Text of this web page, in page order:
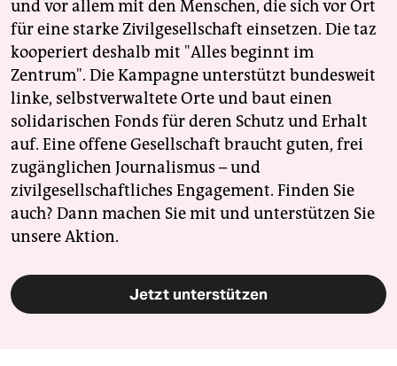
und vor allem mit den Menschen, die sich vor Ort
für eine starke Zivilgesellschaft einsetzen. Die taz
kooperiert deshalb mit "Alles beginnt im
Zentrum". Die Kampagne unterstützt bundesweit
linke, selbstverwaltete Orte und baut einen
solidarischen Fonds für deren Schutz und Erhalt
auf. Eine offene Gesellschaft braucht guten, frei
zugänglichen Journalismus – und
zivilgesellschaftliches Engagement. Finden Sie
auch? Dann machen Sie mit und unterstützen Sie
unsere Aktion.
Jetzt unterstützen